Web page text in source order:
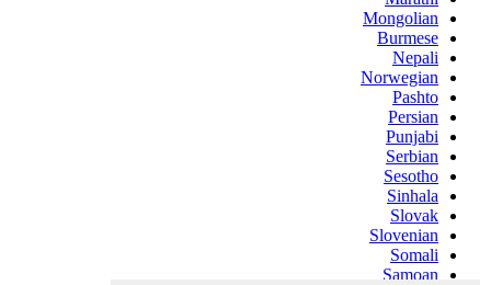
Mongolian
Burmese
Nepali
Norwegian
Pashto
Persian
Punjabi
Serbian
Sesotho
Sinhala
Slovak
Slovenian
Somali
Samoan